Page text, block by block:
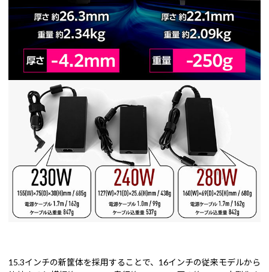
15.3インチの新筐体を採用することで、16インチの従来モデルから